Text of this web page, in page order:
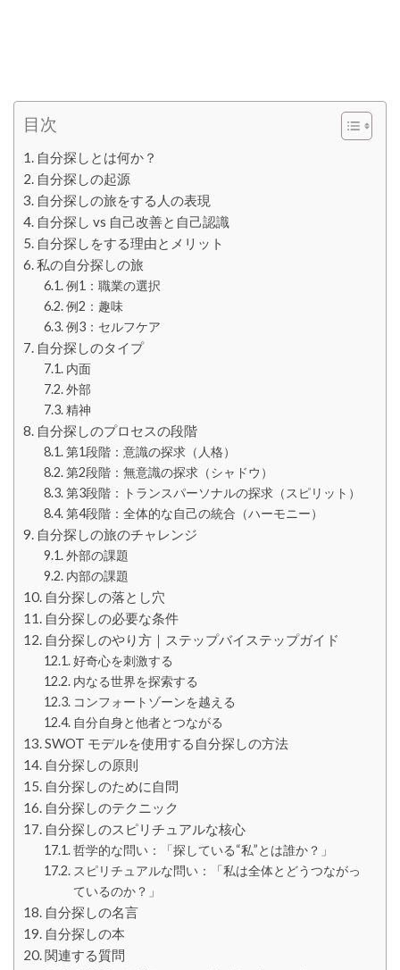
目次
自分探しとは何か？
自分探しの起源
自分探しの旅をする人の表現
自分探し vs 自己改善と自己認識
自分探しをする理由とメリット
私の自分探しの旅
例1：職業の選択
例2：趣味
例3：セルフケア
自分探しのタイプ
内面
外部
精神
自分探しのプロセスの段階
第1段階：意識の探求（人格）
第2段階：無意識の探求（シャドウ）
第3段階：トランスパーソナルの探求（スピリット）
第4段階：全体的な自己の統合（ハーモニー）
自分探しの旅のチャレンジ
外部の課題
内部の課題
自分探しの落とし穴
自分探しの必要な条件
自分探しのやり方｜ステップバイステップガイド
好奇心を刺激する
内なる世界を探索する
コンフォートゾーンを越える
自分自身と他者とつながる
SWOT モデルを使用する自分探しの方法
自分探しの原則
自分探しのために自問
自分探しのテクニック
自分探しのスピリチュアルな核心
哲学的な問い：「探している“私”とは誰か？」
スピリチュアルな問い：「私は全体とどうつながっ
ているのか？」
自分探しの名言
自分探しの本
関連する質問